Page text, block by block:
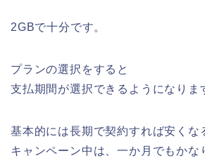
2GBで十分です。
プランの選択をすると
支払期間が選択できるようになりま
基本的には長期で契約すれば安くな
キャンペーン中は、一か月でもかな